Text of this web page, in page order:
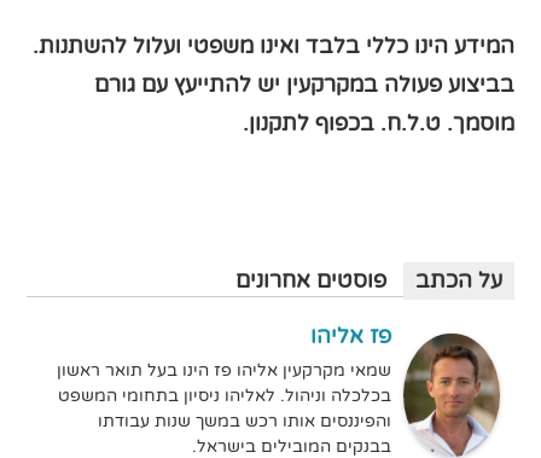
המידע הינו כללי בלבד ואינו משפטי ועלול להשתנות.
בביצוע פעולה במקרקעין יש להתייעץ עם גורם
מוסמך. ט.ל.ח. בכפוף לתקנון.
על הכתב פוסטים אחרונים
פז אליהו
שמאי מקרקעין אליהו פז הינו בעל תואר ראשון
בכלכלה וניהול. לאליהו ניסיון בתחומי המשפט
והפיננסים אותו רכש במשך שנות עבודתו
בבנקים המובילים בישראל.